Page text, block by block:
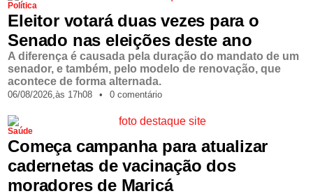
Política
Eleitor votará duas vezes para o
Senado nas eleições deste ano
A diferença é causada pela duração do mandato de um
senador, e também, pelo modelo de renovação, que
acontece de forma alternada.
06/08/2026,às 17h08 • 0 comentário
Saúde
Começa campanha para atualizar
cadernetas de vacinação dos
moradores de Maricá